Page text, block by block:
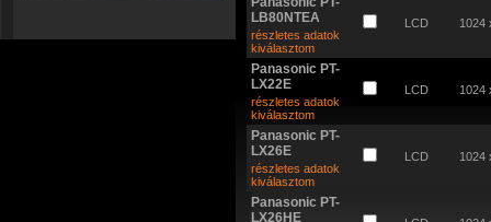
LB80NTEA
részletes adatok
kiválasztom
LCD 1024
Panasonic PT-
LX22E
részletes adatok
kiválasztom
LCD 1024
Panasonic PT-
LX26E
részletes adatok
kiválasztom
LCD 1024
Panasonic PT-
LX26HE